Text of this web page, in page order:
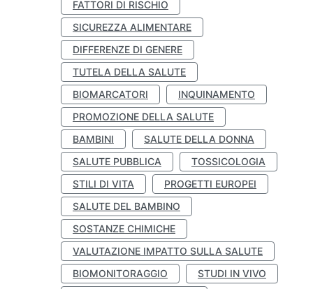
FATTORI DI RISCHIO
SICUREZZA ALIMENTARE
DIFFERENZE DI GENERE
TUTELA DELLA SALUTE
BIOMARCATORI
INQUINAMENTO
PROMOZIONE DELLA SALUTE
BAMBINI
SALUTE DELLA DONNA
SALUTE PUBBLICA
TOSSICOLOGIA
STILI DI VITA
PROGETTI EUROPEI
SALUTE DEL BAMBINO
SOSTANZE CHIMICHE
VALUTAZIONE IMPATTO SULLA SALUTE
BIOMONITORAGGIO
STUDI IN VIVO